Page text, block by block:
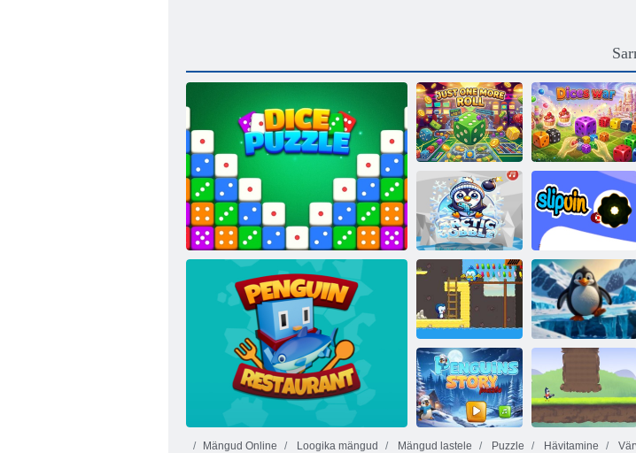
Täringumõistatus
Veel üks rull Täringud sõda
Arktiline goble Libisemine
Niels pingviini
seiklus
Pingviin
slaidisaatekondi
mündide
väljakutse
Mängud Online Loogika mängud Mängud lastele Puzzle Hävitamine